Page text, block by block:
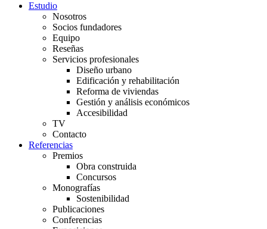
Estudio
Nosotros
Socios fundadores
Equipo
Reseñas
Servicios profesionales
Diseño urbano
Edificación y rehabilitación
Reforma de viviendas
Gestión y análisis económicos
Accesibilidad
TV
Contacto
Referencias
Premios
Obra construida
Concursos
Monografías
Sostenibilidad
Publicaciones
Conferencias